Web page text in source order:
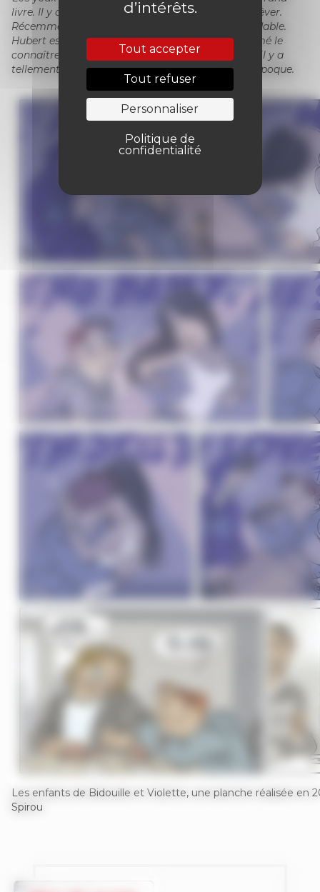
d’intérêts.
Tout accepter
Tout refuser
Personnaliser
Politique de
confidentialité
livre. Il y a
, de Tardi, qui donne envie de rêver.
Récemment j’ai lu
, qui est formidable.
Hubert est un scénariste que j’adorais, j’aurais aimé le
connaître mieux. Je lis toujours beaucoup de BD, il y a
tellement de choses bien. On vit une formidable époque.
Les enfants de Bidouille et Violette, une planche réalisée en
Spirou